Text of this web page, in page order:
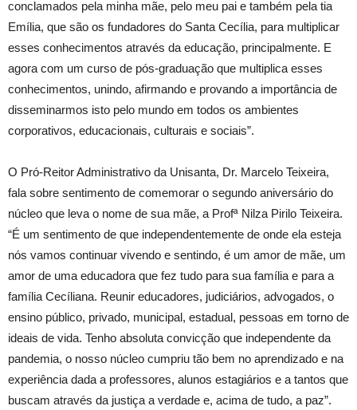
conclamados pela minha mãe, pelo meu pai e também pela tia
Emília, que são os fundadores do Santa Cecília, para multiplicar
esses conhecimentos através da educação, principalmente. E
agora com um curso de pós-graduação que multiplica esses
conhecimentos, unindo, afirmando e provando a importância de
disseminarmos isto pelo mundo em todos os ambientes
corporativos, educacionais, culturais e sociais”.
O Pró-Reitor Administrativo da Unisanta, Dr. Marcelo Teixeira,
fala sobre sentimento de comemorar o segundo aniversário do
núcleo que leva o nome de sua mãe, a Profª Nilza Pirilo Teixeira.
“É um sentimento de que independentemente de onde ela esteja
nós vamos continuar vivendo e sentindo, é um amor de mãe, um
amor de uma educadora que fez tudo para sua família e para a
família Cecíliana. Reunir educadores, judiciários, advogados, o
ensino público, privado, municipal, estadual, pessoas em torno de
ideais de vida. Tenho absoluta convicção que independente da
pandemia, o nosso núcleo cumpriu tão bem no aprendizado e na
experiência dada a professores, alunos estagiários e a tantos que
buscam através da justiça a verdade e, acima de tudo, a paz”.